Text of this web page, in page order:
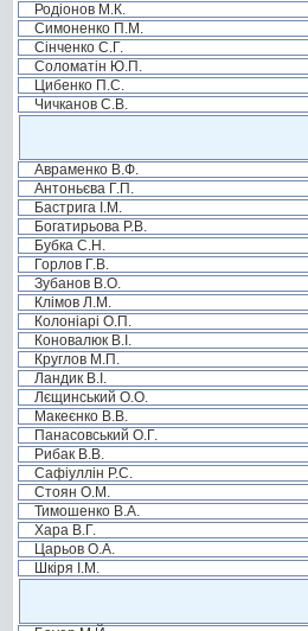
Родіонов М.К.
Симоненко П.М.
Сінченко С.Г.
Соломатін Ю.П.
Цибенко П.С.
Чичканов С.В.
Авраменко В.Ф.
Антоньєва Г.П.
Бастрига І.М.
Богатирьова Р.В.
Бубка С.Н.
Горлов Г.В.
Зубанов В.О.
Клімов Л.М.
Колоніарі О.П.
Коновалюк В.І.
Круглов М.П.
Ландик В.І.
Лєщинський О.О.
Макеєнко В.В.
Панасовський О.Г.
Рибак В.В.
Сафіуллін Р.С.
Стоян О.М.
Тимошенко В.А.
Хара В.Г.
Царьов О.А.
Шкіря І.М.